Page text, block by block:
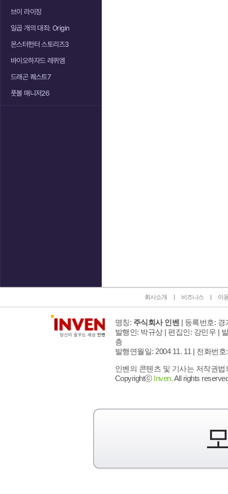
브이 라이징
일곱 개의 대죄: Origin
몬스터헌터 스토리즈3
바이오하자드 레퀴엠
드래곤 퀘스트7
풋볼 매니저26
회사소개 비즈니스 이
명칭: 주식회사 인벤 | 등록번호: 경
발행인: 박규상 | 편집인: 강민우 |
층
발행연월일: 2004 11. 11 | 전화번호
인벤의 콘텐츠 및 기사는 저작권
Copyrightⓒ Inven.All rights